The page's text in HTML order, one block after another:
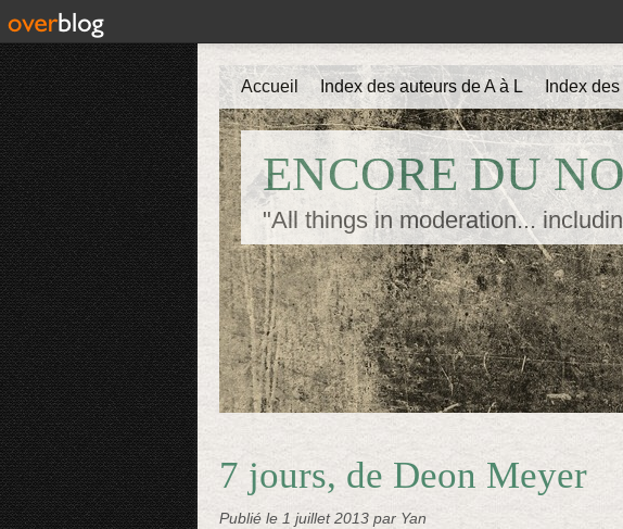
ENCORE DU
"All things in moderation...
Accueil Index des auteurs de A à L Index
7 jours, de Deon Meyer
Publié le 1 juillet 2013 par Yan